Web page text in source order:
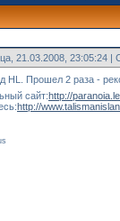
21.03.2008, 23:05:24
HL. Прошел 2 раза -
сайт:http://
http://